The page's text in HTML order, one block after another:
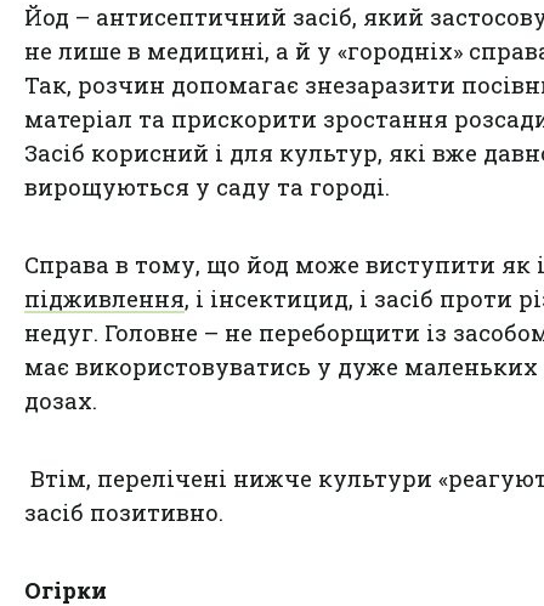
Йод – антисептичний засіб, який
не лише в медицині, а й у «городніх»
Так, розчин допомагає знезаразити
матеріал та прискорити зростання
Засіб корисний і для культур, які вже
вирощуються у саду та городі.
Справа в тому, що йод може виступити як і
підживлення, і інсектицид, і засіб проти
недуг. Головне – не переборщити із
має використовуватись у дуже маленьких
дозах.
Втім, перелічені нижче культури
засіб позитивно.
Огірки